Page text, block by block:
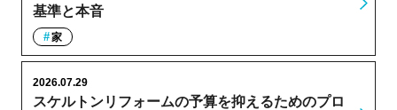
基準と本音
家
スケルトンリフォームの予算を抑えるためのプロ
2026.07.29